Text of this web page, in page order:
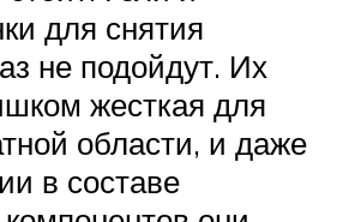
для снятия
не подойдут. Их
жесткая для
области, и даже
в составе